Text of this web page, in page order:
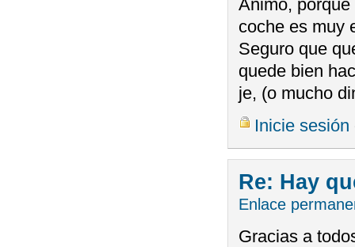
Ánimo,
coche es muy
Seguro que
quede bien
je, (o mucho
Inicie sesión
Re: Hay
Enlace
Gracias a